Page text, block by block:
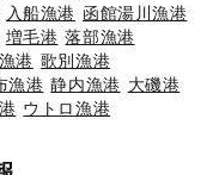
入船漁港 函館湯川漁港
増毛港 落部漁港
港 歌別漁港
漁港 静内漁港 大磯港
ウトロ漁港